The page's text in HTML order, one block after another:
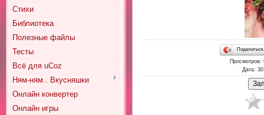
Стихи
Библиотека
Полезные файлы
Тесты
Всё для uCoz
Ням-ням.. Вкусняшки
Онлайн конвертер
Онлайн игры
Просмотров:
Дата: 30